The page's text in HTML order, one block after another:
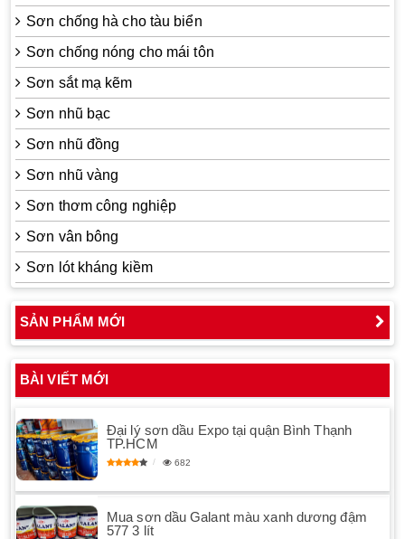
Sơn chống hà cho tàu biển
Sơn chống nóng cho mái tôn
Sơn sắt mạ kẽm
Sơn nhũ bạc
Sơn nhũ đồng
Sơn nhũ vàng
Sơn thơm công nghiệp
Sơn vân bông
Sơn lót kháng kiềm
SẢN PHẨM MỚI
BÀI VIẾT MỚI
Đại lý sơn dầu Expo tại quận Bình Thạnh
TP.HCM
682
Mua sơn dầu Galant màu xanh dương đậm
577 3 lít